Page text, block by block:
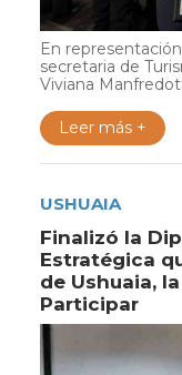
En
secretaria de
Viviana
Leer más +
USHUAIA
Finalizó la
Estratégica
de Ushuaia,
Participar